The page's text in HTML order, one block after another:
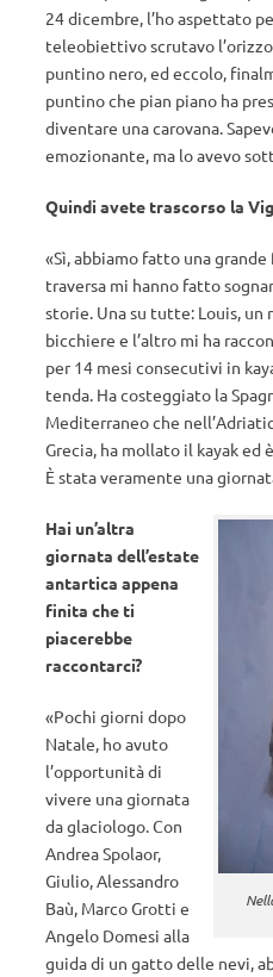
24 dicembre, l’ho aspettato
teleobiettivo scrutavo
puntino nero, ed eccolo,
puntino che pian piano ha
diventare una carovana.
emozionante, ma lo avevo
Quindi avete trascorso la
«Sì, abbiamo fatto una
traversa mi hanno fatto
storie. Una su tutte: Louis, un
bicchiere e l’altro mi ha
per 14 mesi consecutivi in
tenda. Ha costeggiato la
Mediterraneo che
Grecia, ha mollato il kayak ed
È stata veramente una
Hai un’altra
giornata dell’estate
antartica appena
finita che ti
piacerebbe
raccontarci?
«Pochi giorni dopo
Natale, ho avuto
l’opportunità di
vivere una giornata
da glaciologo. Con
Andrea Spolaor,
Giulio, Alessandro
Baù, Marco Grotti e
Angelo Domesi alla
guida di un gatto delle nevi,